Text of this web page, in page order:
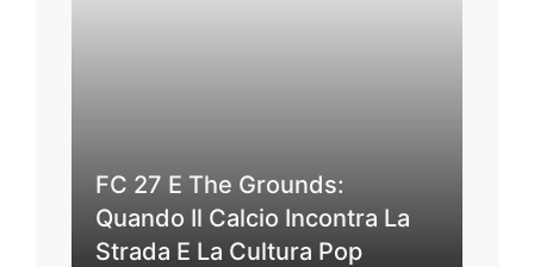
FC 27 E The Grounds:
Quando Il Calcio Incontra La
Strada E La Cultura Pop